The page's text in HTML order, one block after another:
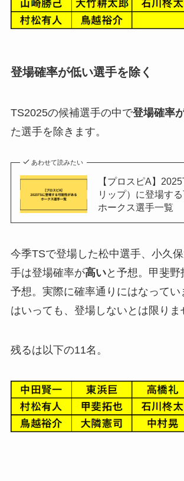
登場確率が低い選手を除く
TS2025の候補選手の中で登場確率
た選手を除きます。
あわせて読みたい
【プロスピA】
リップ）に登場す
ホークス選手一覧
今季TSで登場した松中選手、小久
手は登場確率が高いと予想。甲斐野
予想。実際に確率通りにはなってい
はいっても、登場しないとは限りま
残るは以下の11名。